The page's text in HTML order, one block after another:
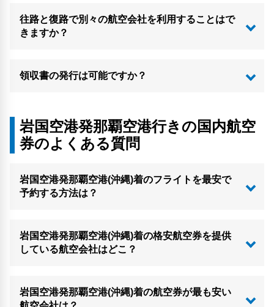
往路と復路で別々の航空会社を利用することはで
きますか？
領収書の発行は可能ですか？
岩国空港発那覇空港行きの国内航空
券のよくある質問
岩国空港発那覇空港(沖縄)着のフライトを最安で
予約する方法は？
岩国空港発那覇空港(沖縄)着の格安航空券を提供
している航空会社はどこ？
岩国空港発那覇空港(沖縄)着の航空券が最も安い